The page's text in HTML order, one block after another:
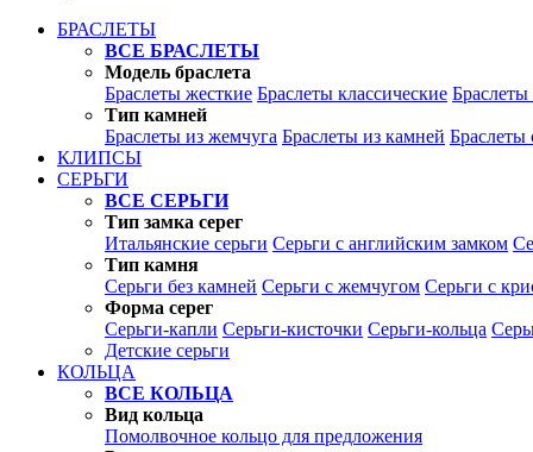
БРАСЛЕТЫ
ВСЕ БРАСЛЕТЫ
Модель браслета
Браслеты жесткие Браслеты классические
Тип камней
Браслеты из жемчуга Браслеты из камней Браслеты
КЛИПСЫ
СЕРЬГИ
ВСЕ СЕРЬГИ
Тип замка серег
Итальянские серьги Серьги с английским замком
Тип камня
Серьги без камней Серьги с жемчугом Серьги с
Форма серег
Серьги-капли Серьги-кисточки Серьги-кольца
Детские серьги
КОЛЬЦА
ВСЕ КОЛЬЦА
Вид кольца
Помолвочное кольцо для предложения